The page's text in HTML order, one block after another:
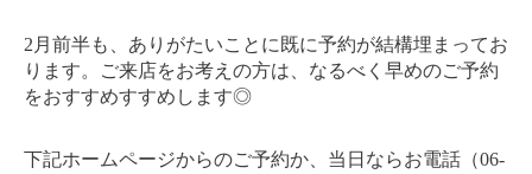
2月前半も、ありがたいことに既に予約が結構埋まってお
ります。ご来店をお考えの方は、なるべく早めのご予約
をおすすめすすめします◎
下記ホームページからのご予約か、当日ならお電話（06-